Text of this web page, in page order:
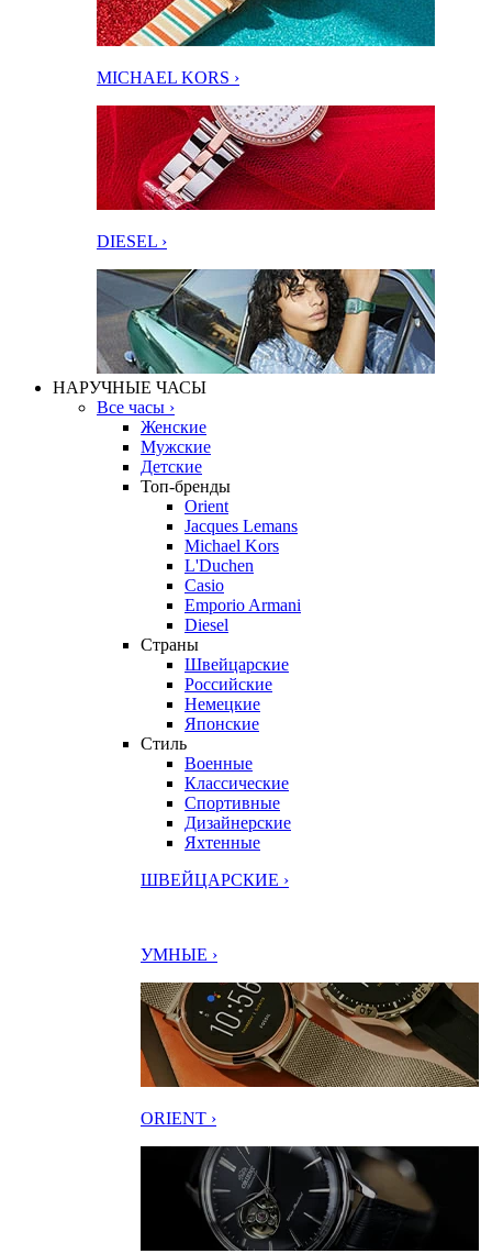
MICHAEL KORS ›
DIESEL ›
НАРУЧНЫЕ ЧАСЫ
Все часы ›
Женские
Мужские
Детские
Топ-бренды
Orient
Jacques Lemans
Michael Kors
L'Duchen
Casio
Emporio Armani
Diesel
Страны
Швейцарские
Российские
Немецкие
Японские
Стиль
Военные
Классические
Спортивные
Дизайнерские
Яхтенные
ШВЕЙЦАРСКИЕ ›
УМНЫЕ ›
ORIENT ›